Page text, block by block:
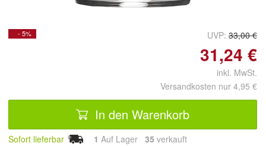
- 5% UVP: 33,00 €
31,24 €
inkl. MwSt.
Versandkosten nur 4,95 €
In den Warenkorb
Sofort lieferbar 1 Auf Lager 35 verkauft